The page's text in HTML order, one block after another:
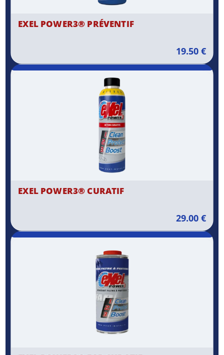
EXEL POWER3® PRÉVENTIF
19.50 €
EXEL POWER3® CURATIF
29.00 €